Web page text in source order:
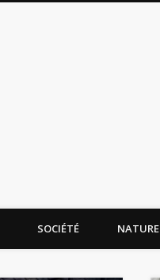
SOCIÉTÉ NATURE